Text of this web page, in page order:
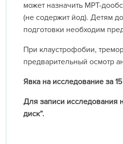
может назначить МРТ-
(не содержит йод). Детям
подготовки необходим
При клаустрофобии,
предварительный осмотр
Явка на исследование за
Для записи исследования
диск”.